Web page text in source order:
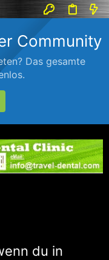
Community
Das gesamte
du in